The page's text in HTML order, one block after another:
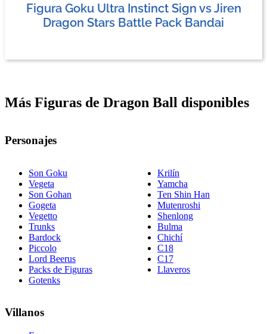
Figura Goku Ultra Instinct Sign vs Jiren
Dragon Stars Battle Pack Bandai
Más Figuras de Dragon Ball disponibles
Personajes
Son Goku
Vegeta
Son Gohan
Gogeta
Vegetto
Trunks
Bardock
Piccolo
Lord Beerus
Packs de Figuras
Gotenks
Krilín
Yamcha
Ten Shin Han
Mutenroshi
Shenlong
Bulma
Chichí
C18
C17
Llaveros
Villanos